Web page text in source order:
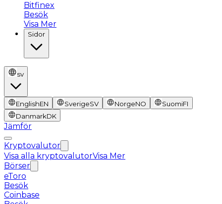
Bitfinex
Besök
Visa Mer
Sidor
sv
EnglishEN SverigeSV NorgeNO SuomiFI
DanmarkDK
Jämför
Kryptovalutor
Visa alla kryptovalutorVisa Mer
Börser
eToro
Besök
Coinbase